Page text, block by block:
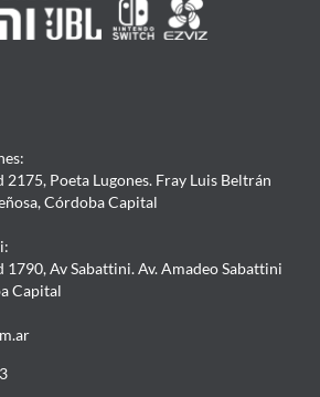
2175, Poeta Lugones. Fray Luis Beltrán
Córdoba Capital
1790, Av Sabattini. Av. Amadeo Sabattini
Capital